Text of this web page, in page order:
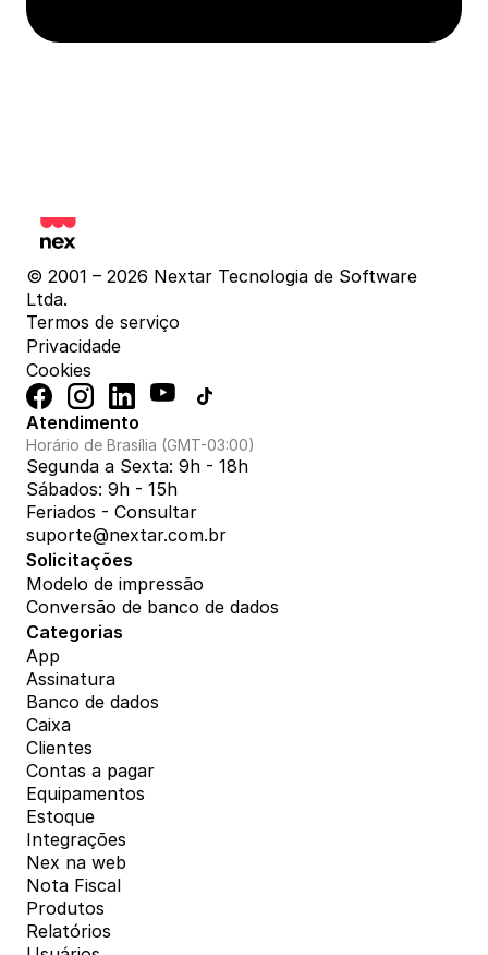
© 2001 – 2026 Nextar Tecnologia de Software
Ltda.
Termos de serviço
Privacidade
Cookies
Atendimento
Horário de Brasília (GMT-03:00)
Segunda a Sexta: 9h - 18h
Sábados: 9h - 15h
Feriados - Consultar
suporte@nextar.com.br
Solicitações
Modelo de impressão
Conversão de banco de dados
Categorias
App
Assinatura
Banco de dados
Caixa
Clientes
Contas a pagar
Equipamentos
Estoque
Integrações
Nex na web
Nota Fiscal
Produtos
Relatórios